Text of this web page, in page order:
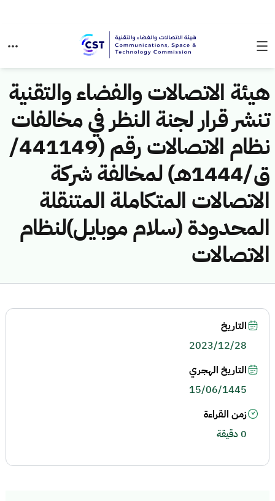
هيئة الاتصالات والفضاء والتقنية
تنشر قرار لجنة النظر في مخالفات
نظام الاتصالات رقم (441149/
ق/1444هـ) لمخالفة شركة
الاتصالات المتكاملة المتنقلة
المحدودة (سلام موبايل)لنظام
الاتصالات
التاريخ
2023/12/28
التاريخ الهجري
15/06/1445
زمن القراءة
0 دقيقة